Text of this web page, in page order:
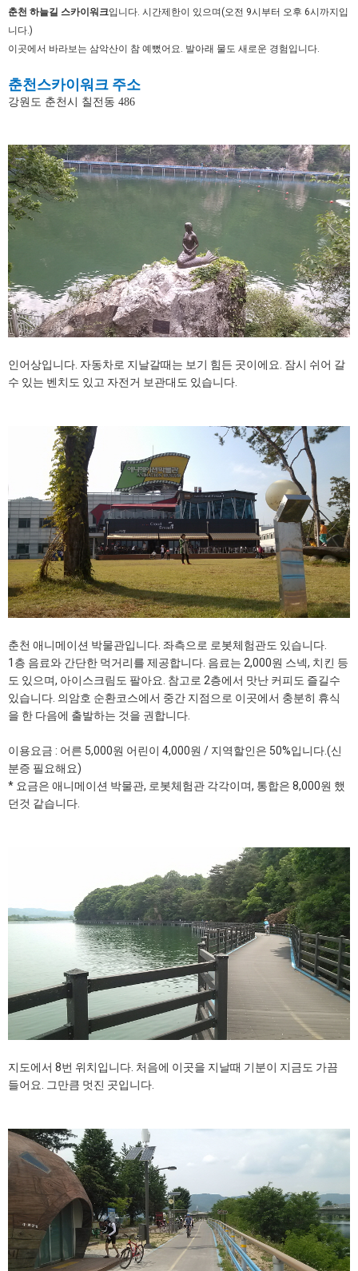
춘천 하늘길 스카이워크입니다. 시간제한이 있으며(오전 9시부터 오후 6시까지입
니다.)
이곳에서 바라보는 삼악산이 참 예뻤어요. 발아래 물도 새로운 경험입니다.
춘천스카이워크 주소
강원도 춘천시 칠전동 486
인어상입니다. 자동차로 지날갈때는 보기 힘든 곳이에요. 잠시 쉬어 갈
수 있는 벤치도 있고 자전거 보관대도 있습니다.
춘천 애니메이션 박물관입니다. 좌측으로 로봇체험관도 있습니다.
1층 음료와 간단한 먹거리를 제공합니다. 음료는 2,000원 스넥, 치킨 등
도 있으며, 아이스크림도 팔아요. 참고로 2층에서 맛난 커피도 즐길수
있습니다. 의암호 순환코스에서 중간 지점으로 이곳에서 충분히 휴식
을 한 다음에 출발하는 것을 권합니다.
이용요금 : 어른 5,000원 어린이 4,000원 / 지역할인은 50%입니다.(신
분증 필요해요)
* 요금은 애니메이션 박물관, 로봇체험관 각각이며, 통합은 8,000원 했
던것 같습니다.
지도에서 8번 위치입니다. 처음에 이곳을 지날때 기분이 지금도 가끔
들어요. 그만큼 멋진 곳입니다.